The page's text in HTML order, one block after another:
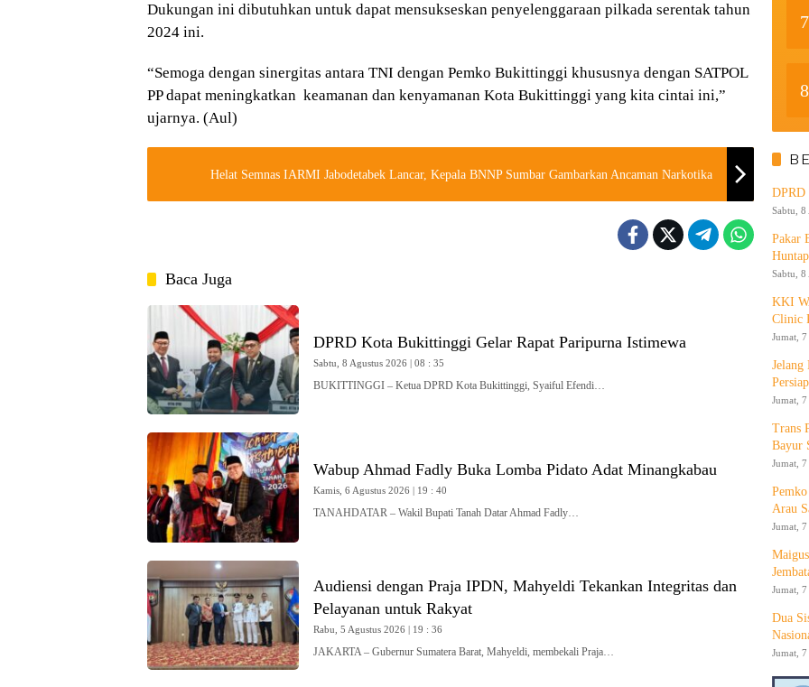
Dukungan ini dibutuhkan untuk dapat mensukseskan penyelenggaraan pilkada serentak tahun
2024 ini.
“Semoga dengan sinergitas antara TNI dengan Pemko Bukittinggi khususnya dengan SATPOL
PP dapat meningkatkan keamanan dan kenyamanan Kota Bukittinggi yang kita cintai ini,”
ujarnya. (Aul)
Helat Semnas IARMI Jabodetabek Lancar, Kepala BNNP Sumbar Gambarkan Ancaman Narkotika
Baca Juga
DPRD Kota Bukittinggi Gelar Rapat Paripurna Istimewa
Sabtu, 8 Agustus 2026 | 08 : 35
BUKITTINGGI – Ketua DPRD Kota Bukittinggi, Syaiful Efendi…
Wabup Ahmad Fadly Buka Lomba Pidato Adat Minangkabau
Kamis, 6 Agustus 2026 | 19 : 40
TANAHDATAR – Wakil Bupati Tanah Datar Ahmad Fadly…
Audiensi dengan Praja IPDN, Mahyeldi Tekankan Integritas dan
Pelayanan untuk Rakyat
Rabu, 5 Agustus 2026 | 19 : 36
JAKARTA – Gubernur Sumatera Barat, Mahyeldi, membekali Praja…
7
8
DPRD
Sabtu, 8
Pakar
Sabtu, 8
KKI
Clinic
Jumat,
Jelang
Jumat,
Trans
Bayur
Jumat,
Arau
Jumat,
Jumat,
Dua
Jumat,